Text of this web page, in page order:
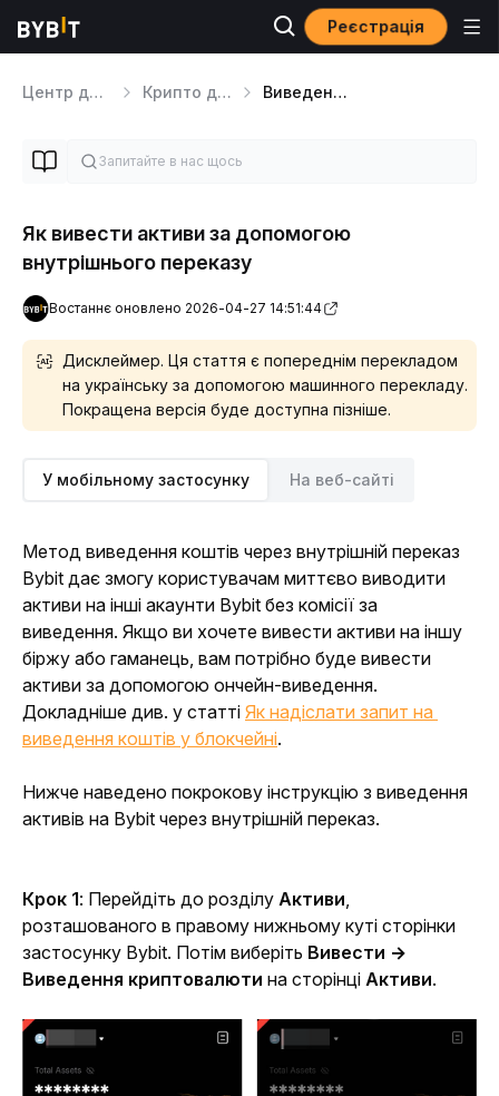
Реєстрація
Центр допомоги Крипто депозити/виведення коштів Виведення криптовалюти за допомогою внутрішнього переказу
Як вивести активи за допомогою
внутрішнього переказу
Востаннє оновлено 2026-04-27 14:51:44
Дисклеймер. Ця стаття є попереднім перекладом
на українську за допомогою машинного перекладу.
Покращена версія буде доступна пізніше.
У мобільному застосунку На веб-сайті
Метод виведення коштів через внутрішній переказ
Bybit дає змогу користувачам миттєво виводити
активи на інші акаунти Bybit без комісії за
виведення. Якщо ви хочете вивести активи на іншу
біржу або гаманець, вам потрібно буде вивести
активи за допомогою ончейн-виведення.
Докладніше див. у статті Як надіслати запит на
виведення коштів у блокчейні.
Нижче наведено покрокову інструкцію з виведення
активів на Bybit через внутрішній переказ.
Крок 1: Перейдіть до розділу Активи,
розташованого в правому нижньому куті сторінки
застосунку Bybit. Потім виберіть Вивести →
Виведення криптовалюти на сторінці Активи.